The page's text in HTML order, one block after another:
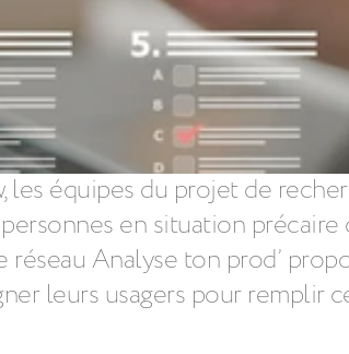
les équipes du projet de
en situation précaire
Analyse ton prod’
leurs usagers pour remplir